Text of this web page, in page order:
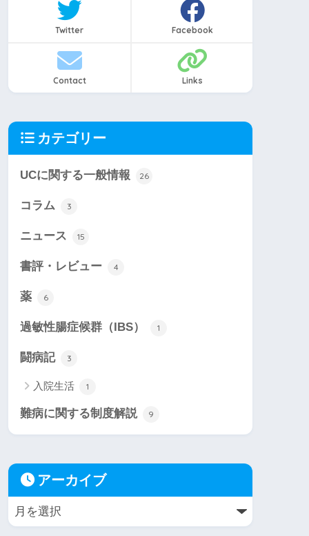
Twitter Facebook
Contact Links
カテゴリー
UCに関する一般情報 26
コラム 3
ニュース 15
書評・レビュー 4
薬 6
過敏性腸症候群（IBS） 1
闘病記 3
入院生活 1
難病に関する制度解説 9
アーカイブ